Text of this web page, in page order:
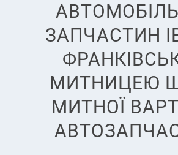
ЗАПЧАСТИН
МИТНИЦЕЮ
МИТНОЇ